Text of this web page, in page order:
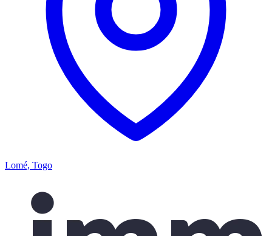
Lomé, Togo